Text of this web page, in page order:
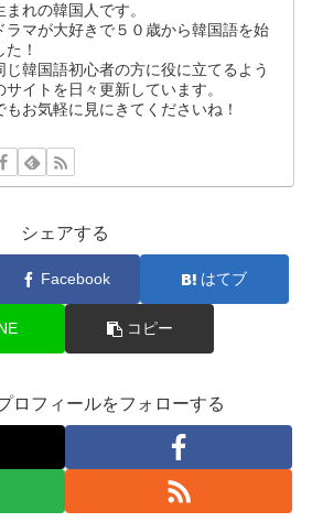
まれの韓国人です。
ラマが大好きで５０歳から韓国語を始
！
じ韓国語初心者の方に役に立てるよう
サイトを日々更新しています。
もお気軽に見にきてくださいね！
シェアする
Facebook はてブ
コピー
ロフィールをフォローする